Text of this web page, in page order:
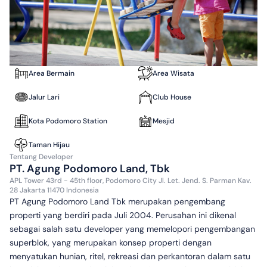
Kota Podomoro Tenjo sendiri berdiri di luas lahan 650 Ha dan
kedepannya akan menjadi The Next Serpong yang memiliki
potensi kenaikan harga yang tinggi.
Ini adalah informasi umum bagi konsumen. Developer yang ingin
update data properti atau mendapat data enquiry, bisa kontak
Area Bermain Area Wisata
Jalur Lari Club House
Kota Podomoro Station Mesjid
Taman Hijau
Tentang Developer
PT. Agung Podomoro Land, Tbk
APL Tower 43rd - 45th floor, Podomoro City Jl. Let. Jend. S. Parman Kav.
28 Jakarta 11470 Indonesia
PT Agung Podomoro Land Tbk merupakan pengembang
properti yang berdiri pada Juli 2004. Perusahan ini dikenal
sebagai salah satu developer yang memelopori pengembangan
superblok, yang merupakan konsep properti dengan
menyatukan hunian, ritel, rekreasi dan perkantoran dalam satu